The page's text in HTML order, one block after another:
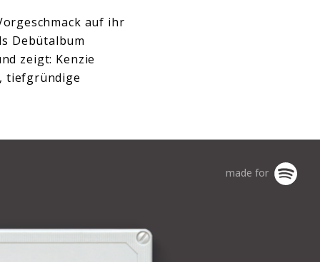
auf ihr
Debütalbum
zeigt: Kenzie
tiefgründige